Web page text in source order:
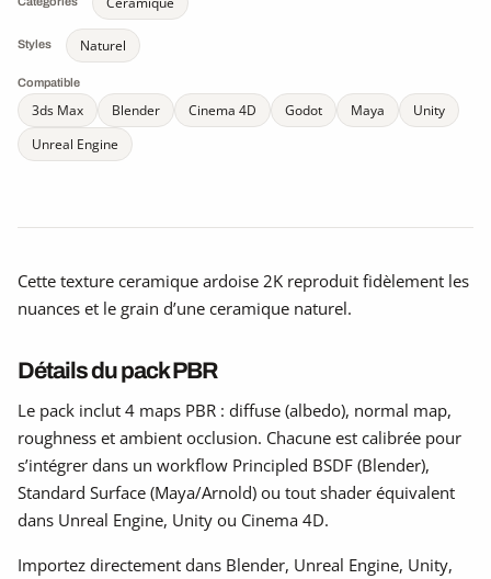
Styles Naturel
Compatible
3ds Max Blender Cinema 4D Godot Maya
Unity
Unreal Engine
Cette texture ceramique ardoise 2K reproduit fidèlement les
nuances et le grain d’une ceramique naturel.
Détails du pack PBR
Le pack inclut 4 maps PBR : diffuse (albedo), normal map,
roughness et ambient occlusion. Chacune est calibrée pour
s’intégrer dans un workflow Principled BSDF (Blender),
Standard Surface (Maya/Arnold) ou tout shader équivalent
dans Unreal Engine, Unity ou Cinema 4D.
Importez directement dans Blender, Unreal Engine, Unity,